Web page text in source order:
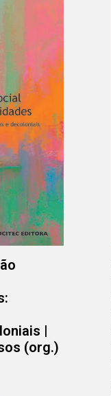
|
(org.)